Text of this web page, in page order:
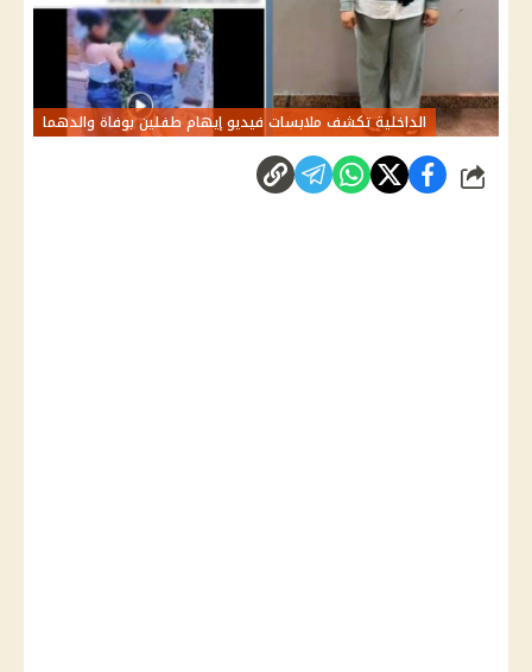
الداخلية تكشف ملابسات فيديو إيهام طفلين بوفاة والدهما
شارك